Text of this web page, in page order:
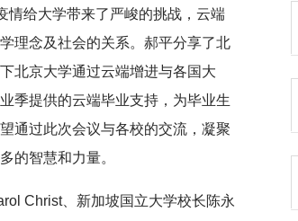
情给大学带来了严峻的挑战，云端
理念及社会的关系。郝平分享了北
北京大学通过云端增进与各国大
季提供的云端毕业支持，为毕业生
通过此次会议与各校的交流，凝聚
的智慧和力量。
Christ、新加坡国立大学校长陈永